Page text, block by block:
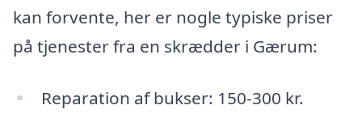
kan forvente, her er nogle typiske priser
på tjenester fra en skrædder i Gærum:
Reparation af bukser: 150-300 kr.